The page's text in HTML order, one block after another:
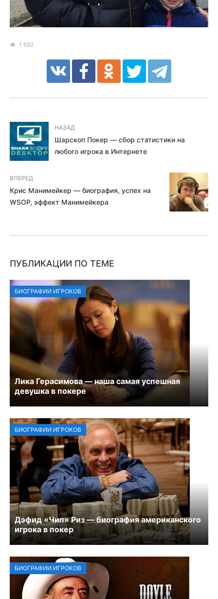
1 692
НАЗАД
Шарскоп Покер — сбор статистики на
любого игрока в Интернете
ВПЕРЕД
Крис Манимейкер — биография, успех на
WSOP, эффект Манимейкера
ПУБЛИКАЦИИ ПО ТЕМЕ
БИОГРАФИИ ИГРОКОВ
Лика Герасимова — наша самая успешная
девушка в покере
БИОГРАФИИ ИГРОКОВ
Дэфид «Чип» Риз — биография американского
игрока в покер
БИОГРАФИИ ИГРОКОВ